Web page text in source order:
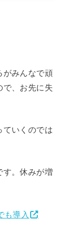
がみんなで頑
で、お先に失
いくのでは
。休みが増
も導入